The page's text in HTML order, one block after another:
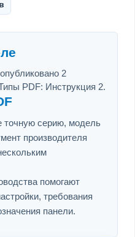
2
PDF: Инструкция 2.
точную серию, модель
производителя
помогают
требования
панели.